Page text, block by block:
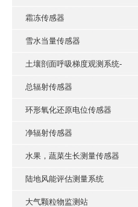
霜冻传感器
雪水当量传感器
土壤剖面呼吸梯度观测系统-
总辐射传感器
环形氧化还原电位传感器
净辐射传感器
水果，蔬菜生长测量传感器
陆地风能评估测量系统
大气颗粒物监测站